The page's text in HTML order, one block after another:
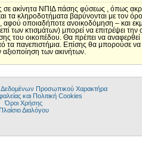
σε ακίνητα ΝΠΙΔ πάσης φύσεως , όπως
κληροδοτήματα βαρύνονται με τον
αφού οποιαδήποτε ανοικοδόμηση – και
των κτισμάτων) μπορεί να επιτρέψει
οικοπέδου. Θα πρέπει να αναφερθεί
τα πανεπιστήμια. Επίσης θα μπορούσε
αξιοποίηση των ακινήτων.
Δεδομένων Προσωπικού Χαρακτήρα
και Πολιτική Cookies
Όροι Χρήσης
Πλαίσιο Διαλόγου